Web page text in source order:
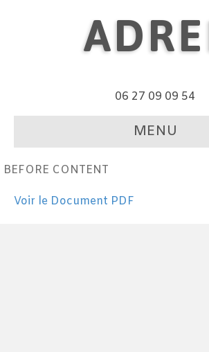
06 27 09 09 54
MENU
BEFORE CONTENT
Voir le Document PDF